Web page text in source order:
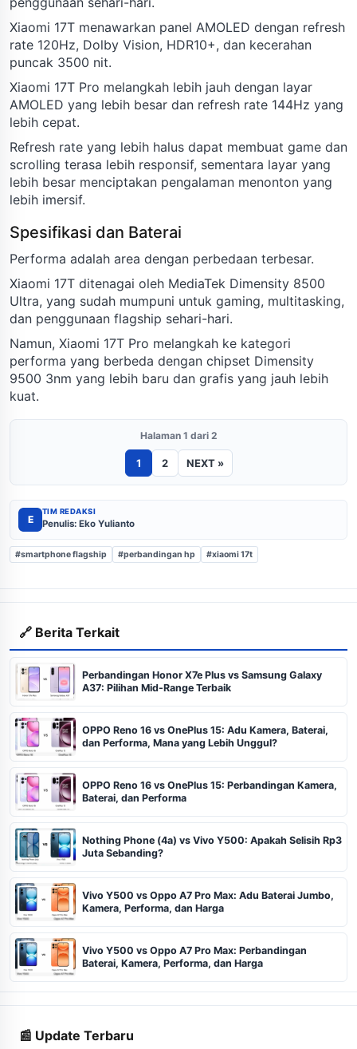
Xiaomi 17T menawarkan panel AMOLED dengan refresh
rate 120Hz, Dolby Vision, HDR10+, dan kecerahan
puncak 3500 nit.
Xiaomi 17T Pro melangkah lebih jauh dengan layar
AMOLED yang lebih besar dan refresh rate 144Hz yang
lebih cepat.
Refresh rate yang lebih halus dapat membuat game dan
scrolling terasa lebih responsif, sementara layar yang
lebih besar menciptakan pengalaman menonton yang
lebih imersif.
Spesifikasi dan Baterai
Performa adalah area dengan perbedaan terbesar.
Xiaomi 17T ditenagai oleh MediaTek Dimensity 8500
Ultra, yang sudah mumpuni untuk gaming, multitasking,
dan penggunaan flagship sehari-hari.
Namun, Xiaomi 17T Pro melangkah ke kategori
performa yang berbeda dengan chipset Dimensity
9500 3nm yang lebih baru dan grafis yang jauh lebih
kuat.
Halaman 1 dari 2
1 2 NEXT »
E
TIM REDAKSI
Penulis: Eko Yulianto
#smartphone flagship #perbandingan hp #xiaomi 17t
🔗 Berita Terkait
Perbandingan Honor X7e Plus vs Samsung Galaxy
A37: Pilihan Mid-Range Terbaik
OPPO Reno 16 vs OnePlus 15: Adu Kamera, Baterai,
dan Performa, Mana yang Lebih Unggul?
OPPO Reno 16 vs OnePlus 15: Perbandingan Kamera,
Baterai, dan Performa
Nothing Phone (4a) vs Vivo Y500: Apakah Selisih Rp3
Juta Sebanding?
Vivo Y500 vs Oppo A7 Pro Max: Adu Baterai Jumbo,
Kamera, Performa, dan Harga
Vivo Y500 vs Oppo A7 Pro Max: Perbandingan
Baterai, Kamera, Performa, dan Harga
📰 Update Terbaru